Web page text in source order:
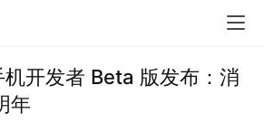
开发者 Beta 版发布：消
年